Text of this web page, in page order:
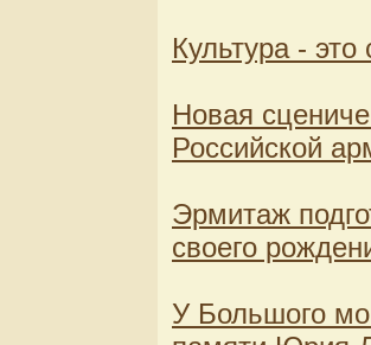
Культура - это
Новая
Российской
Эрмитаж
своего
У Большого